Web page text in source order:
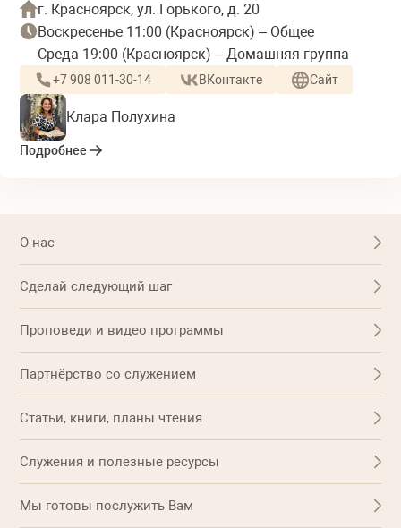
г. Красноярск, ул. Горького, д. 20
Воскресенье 11:00 (Красноярск) – Общее
Среда 19:00 (Красноярск) – Домашняя группа
+7 908 011-30-14 ВКонтакте Сайт
Клара Полухина
Подробнее
О нас
Проповеди и видео программы
Статьи, книги, планы чтения
Мы готовы послужить Вам
Сделай следующий шаг
Партнёрство со служением
Служения и полезные ресурсы